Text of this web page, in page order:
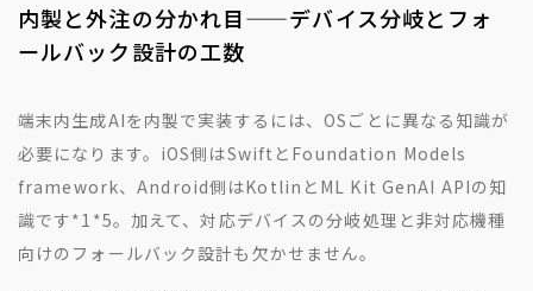
内製と外注の分かれ目——デバイス分岐とフォ
ールバック設計の工数
端末内生成AIを内製で実装するには、OSごとに異なる知識が
必要になります。iOS側はSwiftとFoundation Models
framework、Android側はKotlinとML Kit GenAI APIの知
識です*1 *5。加えて、対応デバイスの分岐処理と非対応機種
向けのフォールバック設計も欠かせません。